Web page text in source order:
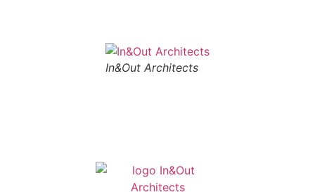
In&Out Architects